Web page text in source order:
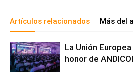
Artículos relacionados Más del
La Unión
honor de